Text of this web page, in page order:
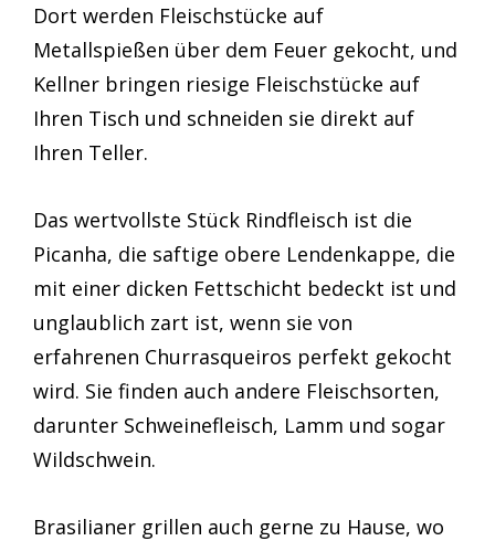
Dort werden Fleischstücke auf
Metallspießen über dem Feuer gekocht, und
Kellner bringen riesige Fleischstücke auf
Ihren Tisch und schneiden sie direkt auf
Ihren Teller.
Das wertvollste Stück Rindfleisch ist die
Picanha, die saftige obere Lendenkappe, die
mit einer dicken Fettschicht bedeckt ist und
unglaublich zart ist, wenn sie von
erfahrenen Churrasqueiros perfekt gekocht
wird. Sie finden auch andere Fleischsorten,
darunter Schweinefleisch, Lamm und sogar
Wildschwein.
Brasilianer grillen auch gerne zu Hause, wo